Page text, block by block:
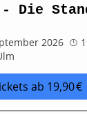
- Die
2026
ab 19,90 €